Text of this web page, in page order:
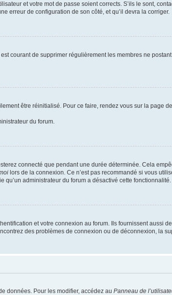
et votre mot de passe soient corrects. S’ils le sont,
erreur de configuration de son côté, et qu’il devra la corriger.
courant de supprimer régulièrement les membres ne
être réinitialisé. Pour ce faire, rendez vous sur la page
du forum.
connecté que pendant une durée déterminée. Cela
lors de la connexion. Ce n’est pas recommandé si vous
qu’un administrateur du forum a désactivé cette fonctionnalité.
et votre connexion au forum. Ils fournissent aussi
des problèmes de connexion ou de déconnexion, la
données. Pour les modifier, accédez au Panneau de